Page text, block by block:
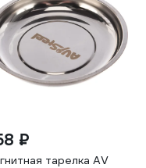
₽
тарелка AV